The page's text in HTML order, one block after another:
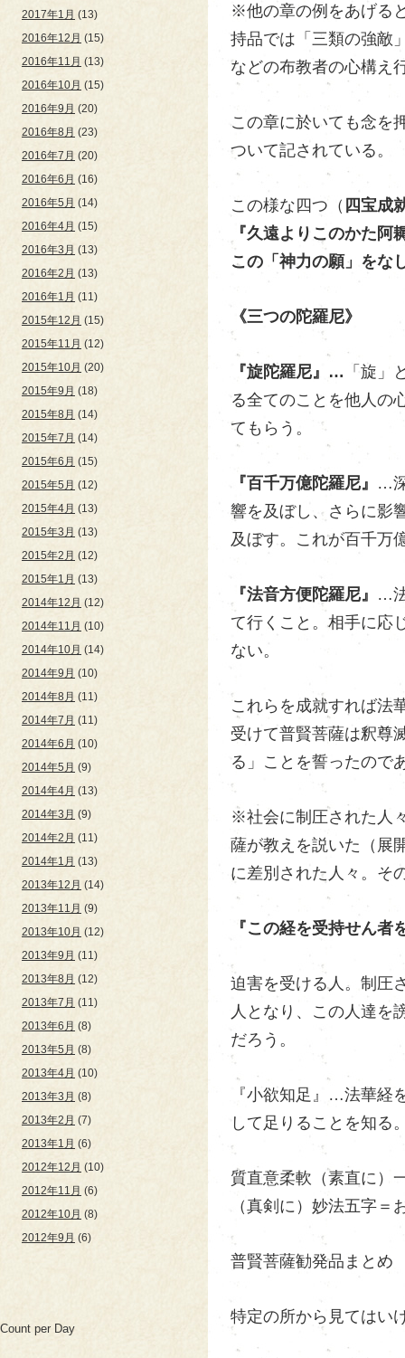
2017年1月 (13)
2016年12月 (15)
2016年11月 (13)
2016年10月 (15)
2016年9月 (20)
2016年8月 (23)
2016年7月 (20)
2016年6月 (16)
2016年5月 (14)
2016年4月 (15)
2016年3月 (13)
2016年2月 (13)
2016年1月 (11)
2015年12月 (15)
2015年11月 (12)
2015年10月 (20)
2015年9月 (18)
2015年8月 (14)
2015年7月 (14)
2015年6月 (15)
2015年5月 (12)
2015年4月 (13)
2015年3月 (13)
2015年2月 (12)
2015年1月 (13)
2014年12月 (12)
2014年11月 (10)
2014年10月 (14)
2014年9月 (10)
2014年8月 (11)
2014年7月 (11)
2014年6月 (10)
2014年5月 (9)
2014年4月 (13)
2014年3月 (9)
2014年2月 (11)
2014年1月 (13)
2013年12月 (14)
2013年11月 (9)
2013年10月 (12)
2013年9月 (11)
2013年8月 (12)
2013年7月 (11)
2013年6月 (8)
2013年5月 (8)
2013年4月 (10)
2013年3月 (8)
2013年2月 (7)
2013年1月 (6)
2012年12月 (10)
2012年11月 (6)
2012年10月 (8)
2012年9月 (6)
Count per Day
※他の章の例をあげる
持品では「三類の強敵
などの布教者の心構え
この章に於いても念を
ついて記されている。
この様な四つ（ 四宝成
『久遠よりこのかた
この「神力の願」をな
《三つの陀羅尼》
『旋陀羅尼』 … 「旋」
る全てのことを他人の
てもらう。
『百千万億陀羅尼』 …
響を及ぼし、さらに影
及ぼす。これが百千万
『法音方便陀羅尼』 …
て行くこと。相手に応
ない。
これらを成就すれば法
受けて普賢菩薩は釈尊
る」ことを誓ったので
※社会に制圧された人
薩が教えを説いた（展
に差別された人々。そ
『この経を受持せん
迫害を受ける人。制圧
人となり、この人達を
だろう。
『小欲知足』…法華経
して足りることを知る
質直意柔軟（素直に）
（真剣に）妙法五字
普賢菩薩勧発品まとめ
特定の所から見てはい